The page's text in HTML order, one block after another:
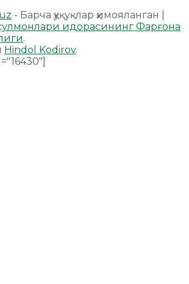
- Барча ҳуқуқлар ҳимояланган |
идорасининг Фарғона
.
Hindol Kodirov.